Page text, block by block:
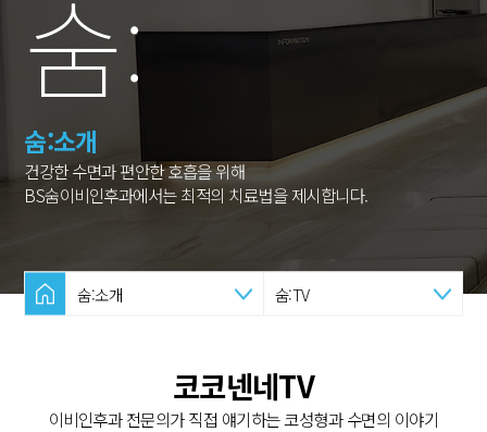
숨:
숨:소개
건강한 수면과 편안한 호흡을 위해
BS숨이비인후과에서는 최적의 치료법을 제시합니다.
숨:소개 숨:TV
코코넨네TV
이비인후과 전문의가 직접 얘기하는 코성형과 수면의 이야기